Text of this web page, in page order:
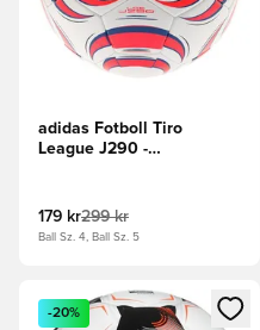
adidas Fotboll Tiro
League J290 -
179 kr299 kr
Ball Sz. 4, Ball Sz. 5
Öppnar en Modal för att
-20%